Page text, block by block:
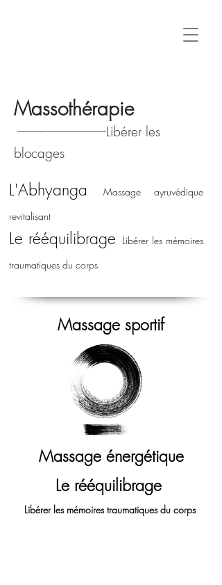
Massothérapie
--------------------------------Libérer les
blocages
L'Abhyanga
Massage ayruvédique
revitalisant
Le rééquilibrage Libérer les mémoires
traumatiques du corps
Massage sportif
Massage énergétique
Le rééquilibrage
Libérer les mémoires traumatiques du corps